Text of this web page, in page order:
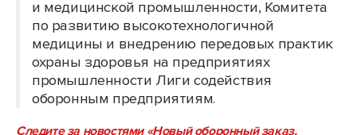
и медицинской промышленности, Комитета
по развитию высокотехнологичной
медицины и внедрению передовых практик
охраны здоровья на предприятиях
промышленности Лиги содействия
оборонным предприятиям.
Следите за новостями «Новый оборонный заказ.